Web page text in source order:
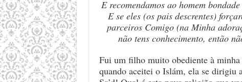
E recomendamos ao homem
E se eles (os pais descrentes)
parceiros Comigo (na Minha
não tens conhecimento, então
Fui um filho muito obediente à
quando aceitei o Islám, ela se dirigiu